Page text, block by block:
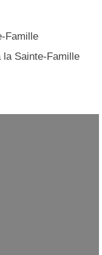
Famille
la Sainte-Famille